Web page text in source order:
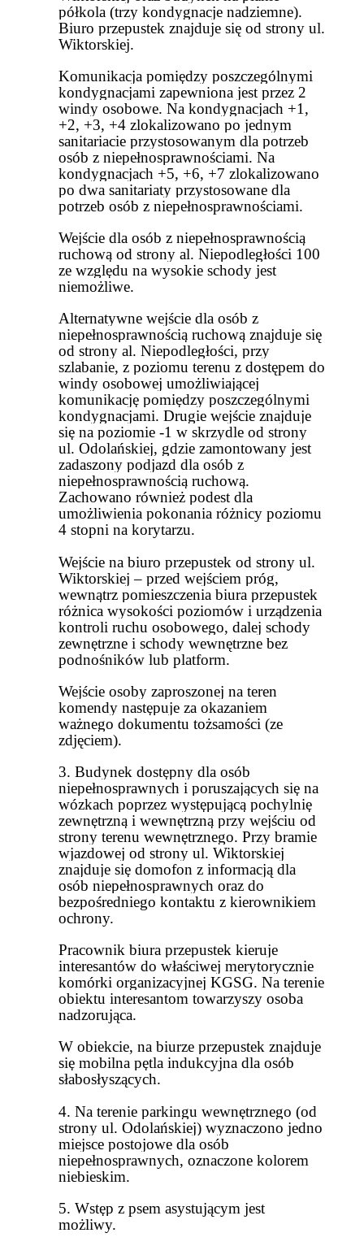
półkola (trzy kondygnacje nadziemne).
Biuro przepustek znajduje się od strony ul.
Wiktorskiej.
Komunikacja pomiędzy poszczególnymi
kondygnacjami zapewniona jest przez 2
windy osobowe. Na kondygnacjach +1,
+2, +3, +4 zlokalizowano po jednym
sanitariacie przystosowanym dla potrzeb
osób z niepełnosprawnościami. Na
kondygnacjach +5, +6, +7 zlokalizowano
po dwa sanitariaty przystosowane dla
potrzeb osób z niepełnosprawnościami.
Wejście dla osób z niepełnosprawnością
ruchową od strony al. Niepodległości 100
ze względu na wysokie schody jest
niemożliwe.
Alternatywne wejście dla osób z
niepełnosprawnością ruchową znajduje się
od strony al. Niepodległości, przy
szlabanie, z poziomu terenu z dostępem do
windy osobowej umożliwiającej
komunikację pomiędzy poszczególnymi
kondygnacjami. Drugie wejście znajduje
się na poziomie -1 w skrzydle od strony
ul. Odolańskiej, gdzie zamontowany jest
zadaszony podjazd dla osób z
niepełnosprawnością ruchową.
Zachowano również podest dla
umożliwienia pokonania różnicy poziomu
4 stopni na korytarzu.
Wejście na biuro przepustek od strony ul.
Wiktorskiej – przed wejściem próg,
wewnątrz pomieszczenia biura przepustek
różnica wysokości poziomów i urządzenia
kontroli ruchu osobowego, dalej schody
zewnętrzne i schody wewnętrzne bez
podnośników lub platform.
Wejście osoby zaproszonej na teren
komendy następuje za okazaniem
ważnego dokumentu tożsamości (ze
zdjęciem).
3. Budynek dostępny dla osób
niepełnosprawnych i poruszających się na
wózkach poprzez występującą pochylnię
zewnętrzną i wewnętrzną przy wejściu od
strony terenu wewnętrznego. Przy bramie
wjazdowej od strony ul. Wiktorskiej
znajduje się domofon z informacją dla
osób niepełnosprawnych oraz do
bezpośredniego kontaktu z kierownikiem
ochrony.
Pracownik biura przepustek kieruje
interesantów do właściwej merytorycznie
komórki organizacyjnej KGSG. Na terenie
obiektu interesantom towarzyszy osoba
nadzorująca.
W obiekcie, na biurze przepustek znajduje
się mobilna pętla indukcyjna dla osób
słabosłyszących.
4. Na terenie parkingu wewnętrznego (od
strony ul. Odolańskiej) wyznaczono jedno
miejsce postojowe dla osób
niepełnosprawnych, oznaczone kolorem
niebieskim.
5. Wstęp z psem asystującym jest
możliwy.